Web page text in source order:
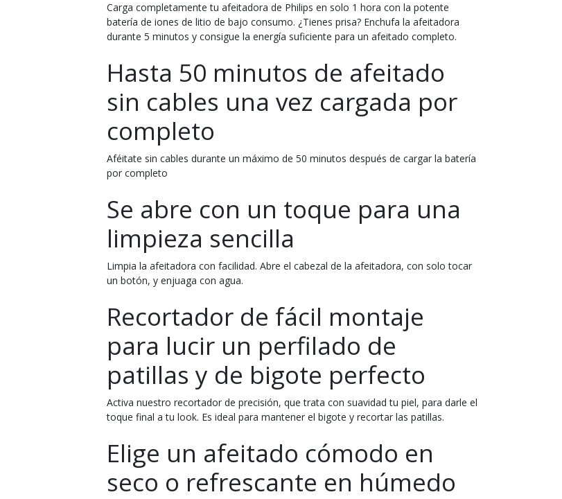
Carga completamente tu afeitadora de Philips en solo 1 hora con la potente
batería de iones de litio de bajo consumo. ¿Tienes prisa? Enchufa la afeitadora
durante 5 minutos y consigue la energía suficiente para un afeitado completo.
Hasta 50 minutos de afeitado
sin cables una vez cargada por
completo
Aféitate sin cables durante un máximo de 50 minutos después de cargar la batería
por completo
Se abre con un toque para una
limpieza sencilla
Limpia la afeitadora con facilidad. Abre el cabezal de la afeitadora, con solo tocar
un botón, y enjuaga con agua.
Recortador de fácil montaje
para lucir un perfilado de
patillas y de bigote perfecto
Activa nuestro recortador de precisión, que trata con suavidad tu piel, para darle el
toque final a tu look. Es ideal para mantener el bigote y recortar las patillas.
Elige un afeitado cómodo en
seco o refrescante en húmedo